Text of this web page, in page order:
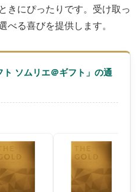
きにぴったりです。受け取っ
る喜びを提供します。
ト ソムリエ＠ギフト」の通